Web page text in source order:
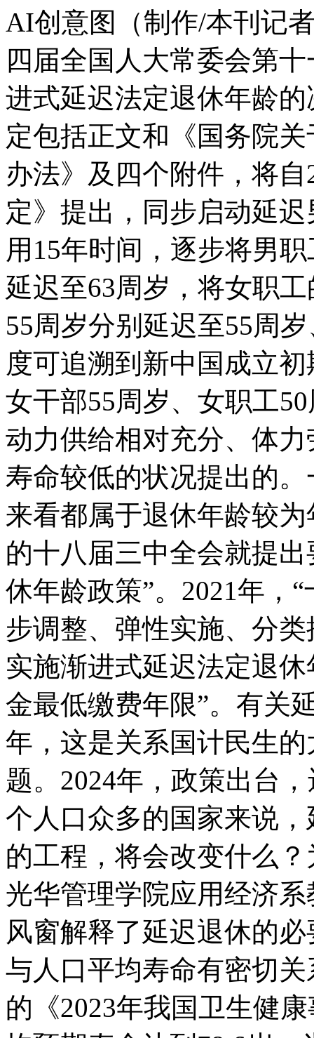
AI创意图（制作/本刊记
四届全国人大常委会第
进式延迟法定退休年龄
定包括正文和《国务院
办法》及四个附件，将
定》提出，同步启动延
用15年时间，逐步将男
延迟至63周岁，将女职
55周岁分别延迟至55周
度可追溯到新中国成立
女干部55周岁、女职工
动力供给相对充分、体
寿命较低的状况提出的
来看都属于退休年龄较
的十八届三中全会就提
休年龄政策”。2021年，
步调整、弹性实施、分
实施渐进式延迟法定退
金最低缴费年限”。有关
年，这是关系国计民生
题。2024年，政策出台
个人口众多的国家来说
的工程，将会改变什么
光华管理学院应用经济
风窗解释了延迟退休的
与人口平均寿命有密切
的《2023年我国卫生健